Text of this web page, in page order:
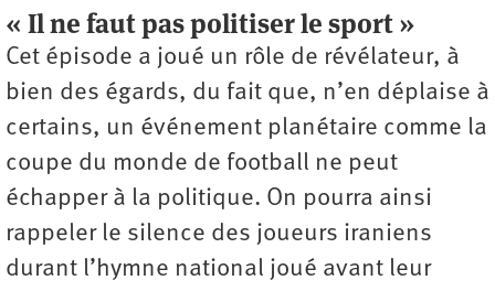
« Il ne faut pas politiser le sport »
Cet épisode a joué un rôle de révélateur, à
bien des égards, du fait que, n’en déplaise à
certains, un événement planétaire comme la
coupe du monde de football ne peut
échapper à la politique. On pourra ainsi
rappeler le silence des joueurs iraniens
durant l’hymne national joué avant leur